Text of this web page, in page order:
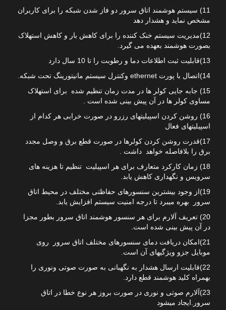
11) سیستم هوشمند اتاق سرور دو فاز شدن شبکه را برای کاربران
مشخص نماید و هشدار دهد
12)مدیریت سیستم خنک کننده را برای کاهش بار و کاهش استهلاک
بصورت هوشمند بعهده می گیرد.
13)قابلیت ثبت اطلاعات دما و رطوبت را تا 10 سال دارد
14)اتصال با پورت ethernet وکنترل سیستم مانیتورینگ تحت شبکه.
15) جابه جایی کولر ها در مدت زمان تنظیم شده برای استهلاک
مساوی کولر ها در آن پیش بینی شده است .
16) روشن کردن اسپیلیتهای رزرو در صورت خرابی هر کدام از
اسپیلیتهای فعال
17)قدرت روشن کردن کولرها در صورت قطع برق و وصل مجدد
برق را بلافاصله خواهد داشت .
18) زمان کارکرد متعارف برای هر اسپیلیت تنظیم تا هزینه های
سرویس و نگهداری کاهش یابد.
19)از وجود بیشترین سنسورهای حفاظتی مختلف در محیط اتاق
سرور بهره میبرد تا درجه امنیت سیستم افزایش یابد.
20) تعریف آلارم برای هر سنسور هوشمند اتاق سرور بطور مجزا
در آن پیش بینی شده است.
21)امکان دریافت دمای سنسورهای مختلف اتاق سرور روی
موبایل جزو ویژگیهای آن است.
22)قابلیت ارسال هشدار به نگهبانی به صورت صوتی ونوری را
بهمراه کلید هوشمند قطع دارد.
23)آلارم صوتی و نوری در صورت بروز هر نوع خطا در اتاق
سرور.ایجاد میشود